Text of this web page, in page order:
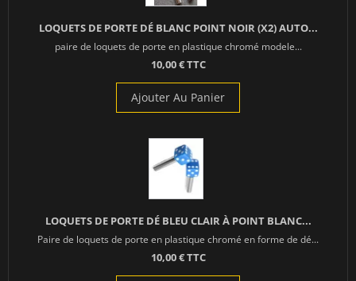
LOQUETS DE PORTE DÉ BLANC POINT NOIR (X2) AUTO...
paire de loquets de porte en plastique chromé modele...
10,00 € TTC
Ajouter Au Panier
LOQUETS DE PORTE DÉ BLEU CLAIR À POINT BLANC...
Paire de loquets de porte en plastique chromé en forme de dé...
10,00 € TTC